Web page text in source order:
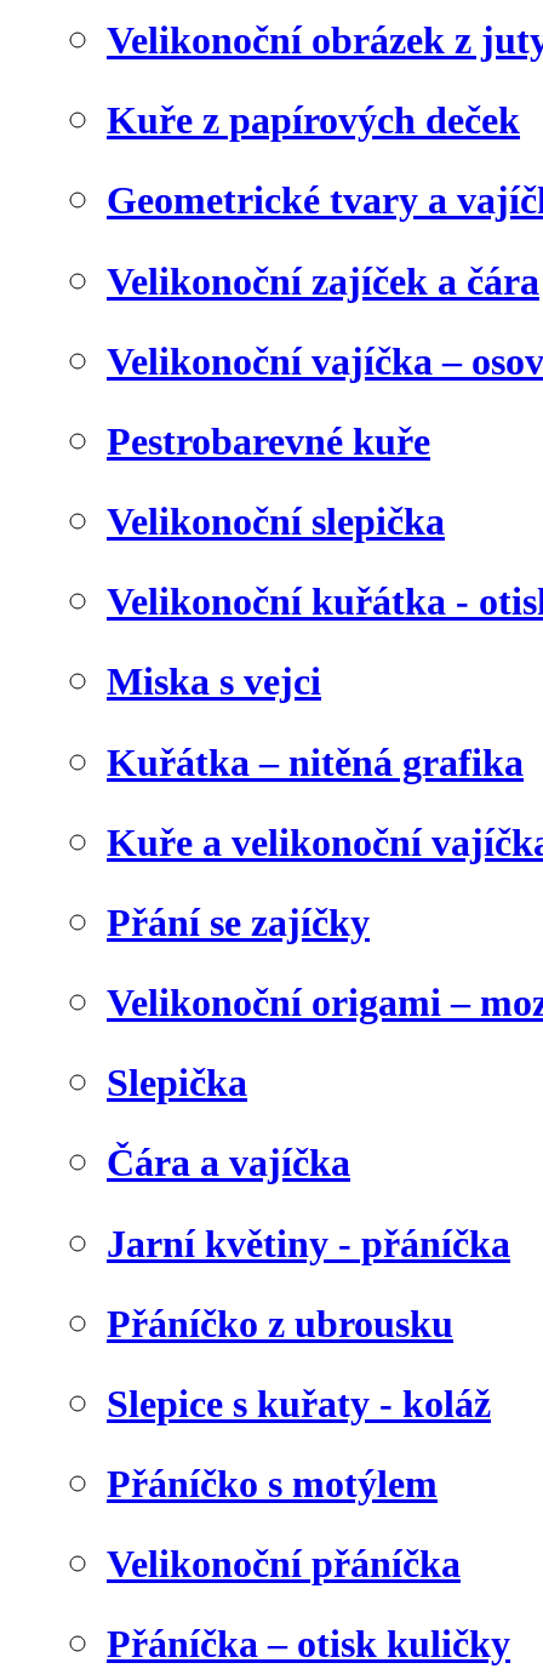
Velikonoční obrázek z
Kuře z papírových deček
Geometrické tvary a
Velikonoční zajíček a čára
Velikonoční vajíčka –
Pestrobarevné kuře
Velikonoční slepička
Velikonoční kuřátka -
Miska s vejci
Kuřátka – nitěná grafika
Kuře a velikonoční
Přání se zajíčky
Velikonoční origami –
Slepička
Čára a vajíčka
Jarní květiny - přáníčka
Přáníčko z ubrousku
Slepice s kuřaty - koláž
Přáníčko s motýlem
Velikonoční přáníčka
Přáníčka – otisk kuličky